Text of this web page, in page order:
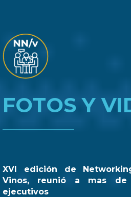
FOTOS Y
XVI edición de
Vinos, reunió a mas de
ejecutivos